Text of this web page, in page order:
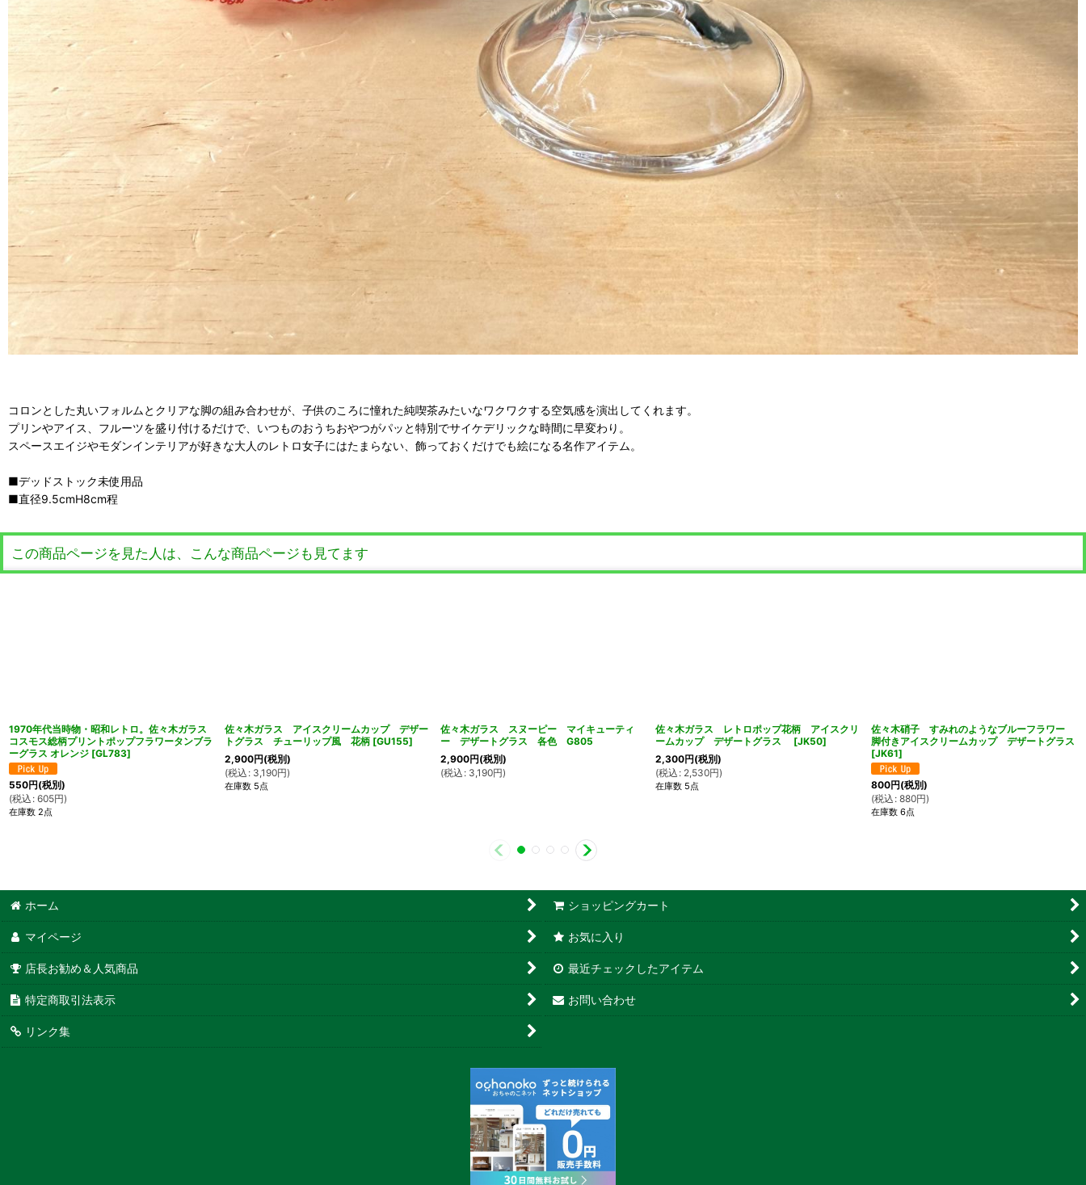
コロンとした丸いフォルムとクリアな脚の組み合わせが、子供のころに憧れた純喫茶みたいなワクワクする空気感を演出してくれます。
プリンやアイス、フルーツを盛り付けるだけで、いつものおうちおやつがパッと特別でサイケデリックな時間に早変わり。
スペースエイジやモダンインテリアが好きな大人のレトロ女子にはたまらない、飾っておくだけでも絵になる名作アイテム。
■デッドストック未使用品
■直径9.5cmH8cm程
この商品ページを見た人は、こんな商品ページも見てます
1970年代当時物・昭和レトロ。佐々木ガラス
コスモス総柄プリントポップフラワータンブラ
ーグラス オレンジ [GL783]
550円(税別)
(税込 : 605円)
在庫数 2点
佐々木ガラス アイスクリームカップ デザー
トグラス チューリップ風 花柄 [GU155]
2,900円(税別)
(税込 : 3,190円)
在庫数 5点
佐々木ガラス スヌーピー マイキューティ
ー デザートグラス 各色 G805
2,900円(税別)
(税込 : 3,190円)
佐々木ガラス レトロポップ花柄 アイスクリ
ームカップ デザートグラス
[JK50]
2,300円(税別)
(税込 : 2,530円)
在庫数 5点
佐々木硝子 すみれのようなブルーフラワー
脚付きアイスクリームカップ デザートグラス
[JK61]
800円(税別)
(税込 : 880円)
在庫数 6点
ホーム ショッピングカート
マイページ お気に入り
店長お勧め＆人気商品 最近チェックしたアイテム
特定商取引法表示 お問い合わせ
リンク集